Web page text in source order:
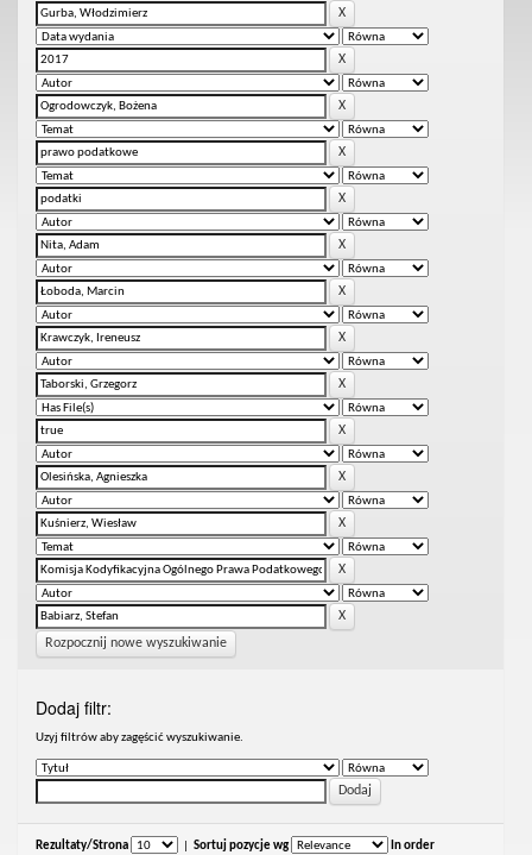
Rozpocznij nowe wyszukiwanie
Dodaj filtr:
Uzyj filtrów aby zagęścić wyszukiwanie.
Rezultaty/Strona Sortuj pozycje wg In order